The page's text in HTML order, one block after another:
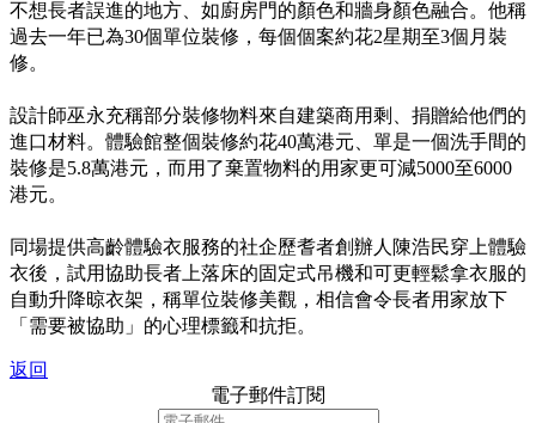
不想長者誤進的地方、如廚房門的顏色和牆身顏色融合。他稱
過去一年已為30個單位裝修，每個個案約花2星期至3個月裝
修。
設計師巫永充稱部分裝修物料來自建築商用剩、捐贈給他們的
進口材料。體驗館整個裝修約花40萬港元、單是一個洗手間的
裝修是5.8萬港元，而用了棄置物料的用家更可減5000至6000
港元。
同場提供高齡體驗衣服務的社企歷耆者創辦人陳浩民穿上體驗
衣後，試用協助長者上落床的固定式吊機和可更輕鬆拿衣服的
自動升降晾衣架，稱單位裝修美觀，相信會令長者用家放下
「需要被協助」的心理標籤和抗拒。
返回
電子郵件訂閱